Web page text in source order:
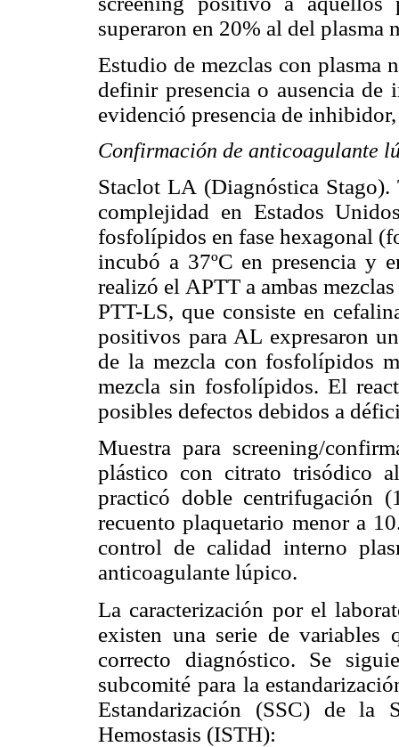
superaron en 20% al del plasma
Estudio de mezclas con plasma
definir presencia o ausencia
evidenció presencia de
Confirmación de anticoagulante
Staclot LA (Diagnóstica Stago).
complejidad en Estados
fosfolípidos en fase hexagonal
incubó a 37ºC en presencia y
realizó el APTT a ambas
PTT-LS, que consiste en
positivos para AL expresaron
de la mezcla con fosfolípidos
mezcla sin fosfolípidos. El
posibles defectos debidos a
Muestra para screening/
plástico con citrato trisódico
practicó doble centrifugación
recuento plaquetario menor a
control de calidad interno
anticoagulante lúpico.
La caracterización por el
existen una serie de variables
correcto diagnóstico. Se
subcomité para la
Estandarización (SSC) de la
Hemostasis (ISTH):